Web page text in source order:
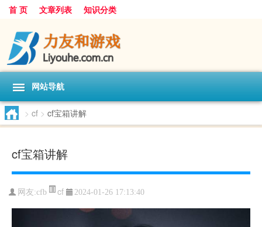
首 页 文章列表 知识分类
网站导航
> cf > cf宝箱讲解
cf宝箱讲解
网友:cfb cf 2024-01-26 17:13:40